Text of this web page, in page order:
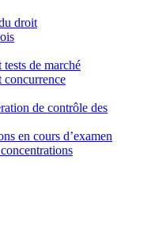
droit
de marché
concurrence
de contrôle des
en cours d’examen